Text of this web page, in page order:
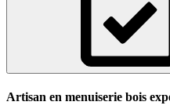
Artisan en menuiserie bois